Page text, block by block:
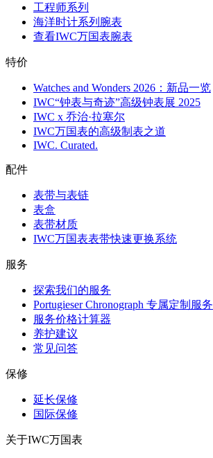
工程师系列
海洋时计系列腕表
查看IWC万国表腕表
特价
Watches and Wonders 2026：新品一览
IWC“钟表与奇迹”高级钟表展 2025
IWC x 乔治·拉塞尔
IWC万国表的高级制表之道
IWC. Curated.
配件
表带与表链
表盒
表带材质
IWC万国表表带快速更换系统
服务
探索我们的服务
Portugieser Chronograph 专属定制服务
服务价格计算器
养护建议
常见问答
保修
延长保修
国际保修
关于IWC万国表